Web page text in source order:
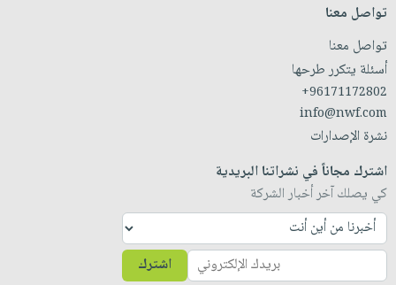
تواصل معنا
تواصل معنا
أسئلة يتكرر طرحها
+96171172802
info@nwf.com
نشرة الإصدارات
اشترك مجاناً في نشراتنا البريدية
كي يصلك آخر أخبار الشركة
اشترك